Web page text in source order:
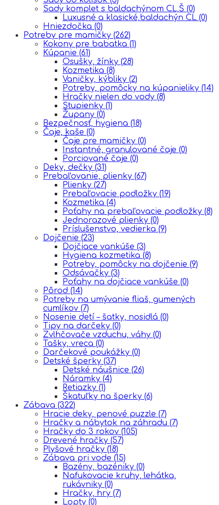
Sady komplet s baldachýnom CL,Š (0)
Luxusné a klasické,baldachýn CL (0)
Hniezdočka (0)
Potreby pre mamičky (262)
Kokony pre babatka (1)
Kúpanie (61)
Osušky, žínky (28)
Kozmetika (8)
Vaničky, kýbliky (2)
Potreby, pomôcky na kúpanieliky (14)
Hračky nielen do vody (8)
Stupienky (1)
Župany (0)
Bezpečnosť, hygiena (18)
Čaje, kaše (0)
Čaje pre mamičky (0)
Instantné, granulované čaje (0)
Porciované čaje (0)
Deky, dečky (31)
Prebaľovanie, plienky (67)
Plienky (27)
Prebaľovacie podložky (19)
Kozmetika (4)
Poťahy na prebaľovacie podložky (8)
Jednorazové plienky (0)
Príslušenstvo, vedierka (9)
Dojčenie (23)
Dojčiace vankúše (3)
Hygiena kozmetika (8)
Potreby, pomôcky na dojčenie (9)
Odsávačky (3)
Poťahy na dojčiace vankúše (0)
Pôrod (14)
Potreby na umývanie fliaš, gumených
cumlíkov (7)
Nosenie detí – šatky, nosidlá (0)
Tipy na darčeky (0)
Zvlhčovače vzduchu, váhy (0)
Tašky, vreca (0)
Darčekové poukážky (0)
Detské šperky (37)
Detské náušnice (26)
Náramky (4)
Retiazky (1)
Škatuľky na šperky (6)
Zábava (322)
Hracie deky, penové puzzle (7)
Hračky a nábytok na záhradu (7)
Hračky do 3 rokov (105)
Drevené hračky (57)
Plyšové hračky (18)
Zábava pri vode (15)
Bazény, bazéniky (0)
Nafukovacie kruhy, lehátka,
rukávniky (0)
Hračky, hry (7)
Lopty (0)